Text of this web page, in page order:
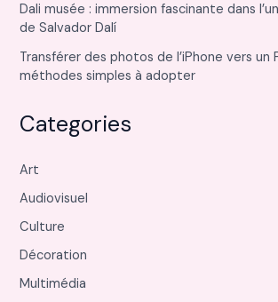
Dali musée : immersion fascinante dans
de Salvador Dalí
Transférer des photos de l’iPhone vers un
méthodes simples à adopter
Categories
Art
Audiovisuel
Culture
Décoration
Multimédia